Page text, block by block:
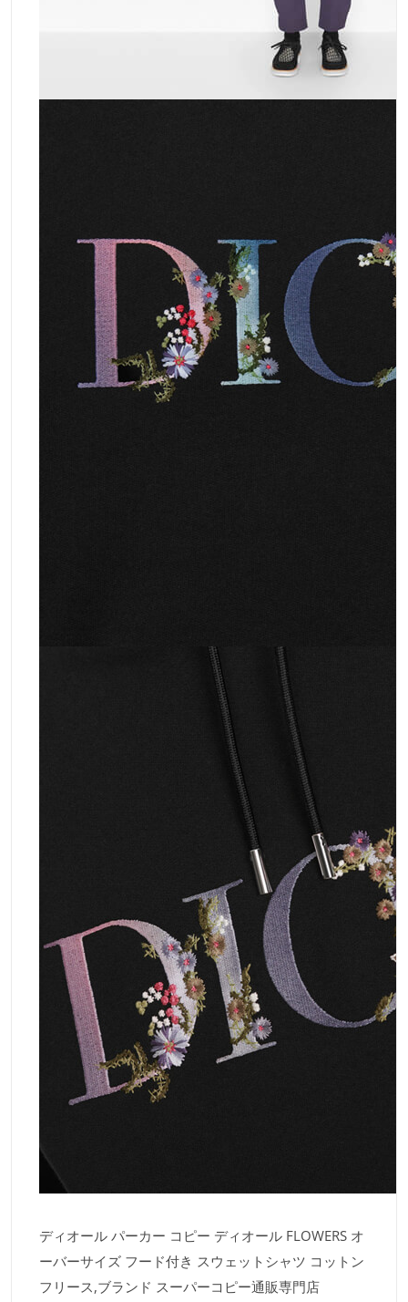
ディオール パーカー コピー ディオール FLOWERS オ
ーバーサイズ フード付き スウェットシャツ コットン
フリース,ブランド スーパーコピー通販専門店